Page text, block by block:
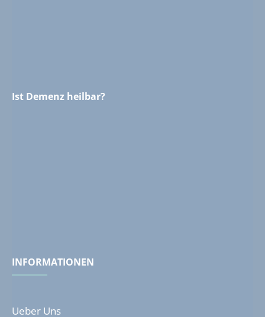
Ist Demenz heilbar?
INFORMATIONEN
Ueber Uns